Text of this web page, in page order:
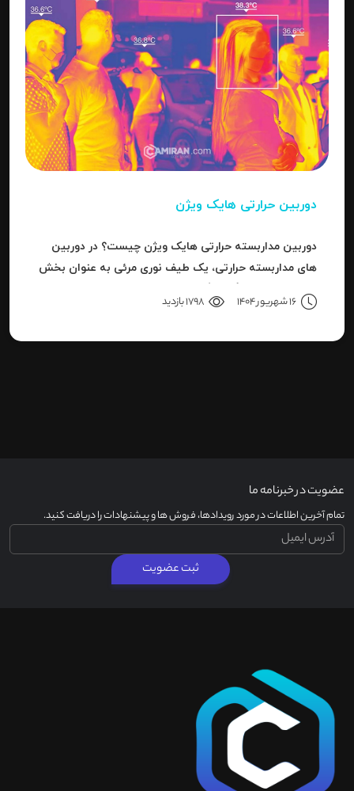
دوربین حرارتی هایک ویژن
دوربین مداربسته حرارتی هایک ویژن چیست؟ در دوربین
های مداربسته حرارتی، یک طیف نوری مرئی به عنوان بخش
سری دوربین هاست.
16 شهریور 1404 1798 بازدید
عضویت در خبرنامه ما
تمام آخرین اطلاعات در مورد رویدادها، فروش ها و پیشنهادات را دریافت کنید.
ثبت عضویت